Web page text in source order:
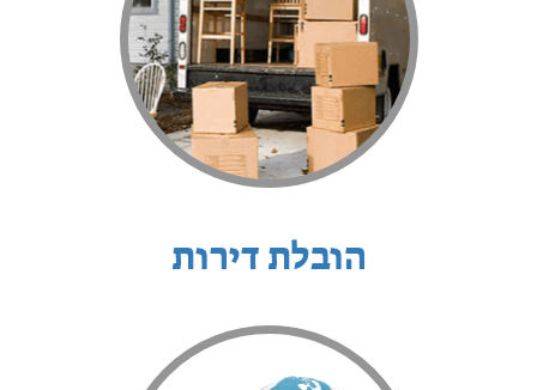
הובלת דירות